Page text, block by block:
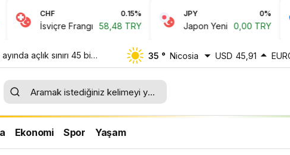
CHF
İsviçre Frangı 58,48 TRY
JPY
Japon Yeni 0,00 TRY
açlık sınırı 45 bin
sınırı 244 bin
35 ° Nicosia USD 45,91
Ekonomi Spor Yaşam